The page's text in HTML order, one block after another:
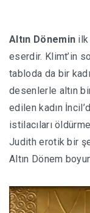
Altın Dönemin ilk
eserdir. Klimt’in
tabloda da bir
desenlerle altın
edilen kadın
istilacıları
Judith erotik bir
Altın Dönem